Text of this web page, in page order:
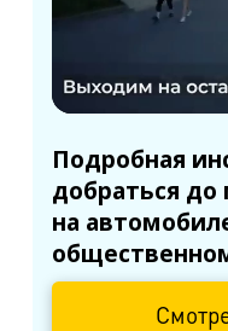
Подробная
добраться
на